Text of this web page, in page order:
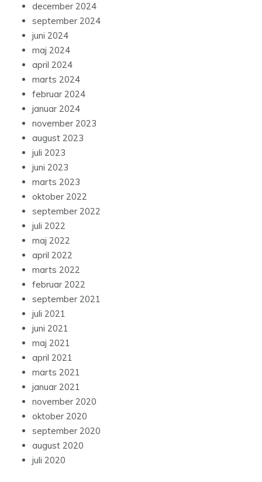
december 2024
september 2024
juni 2024
maj 2024
april 2024
marts 2024
februar 2024
januar 2024
november 2023
august 2023
juli 2023
juni 2023
marts 2023
oktober 2022
september 2022
juli 2022
maj 2022
april 2022
marts 2022
februar 2022
september 2021
juli 2021
juni 2021
maj 2021
april 2021
marts 2021
januar 2021
november 2020
oktober 2020
september 2020
august 2020
juli 2020